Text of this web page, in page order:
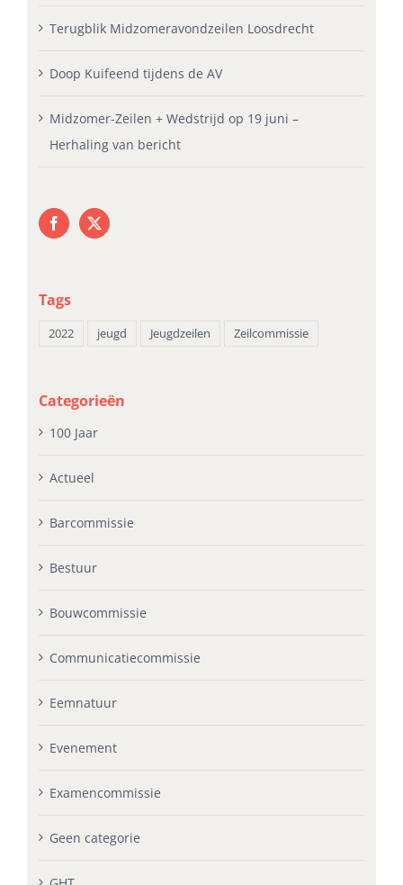
Terugblik Midzomeravondzeilen Loosdrecht
Doop Kuifeend tijdens de AV
Midzomer-Zeilen + Wedstrijd op 19 juni –
Herhaling van bericht
Tags
2022 jeugd Jeugdzeilen Zeilcommissie
Categorieën
100 Jaar
Actueel
Barcommissie
Bestuur
Bouwcommissie
Communicatiecommissie
Eemnatuur
Evenement
Examencommissie
Geen categorie